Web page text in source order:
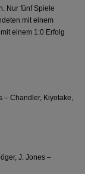
Nur fünf Spiele
mit einem
einem 1:0 Erfolg
– Chandler, Kiyotake,
J. Jones –